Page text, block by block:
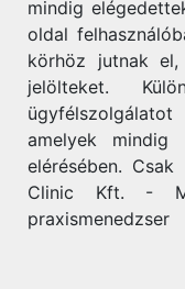
mindig
oldal
körhöz jutnak
jelölteket.
amelyek mindig
elérésében.
Clinic Kft. -
praxismenedzser